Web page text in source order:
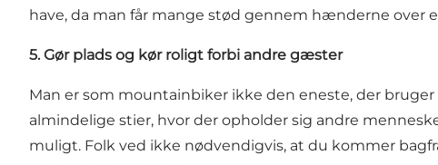
have, da man får mange stød gennem hænderne over
5. Gør plads og kør roligt forbi andre gæster
Man er som mountainbiker ikke den eneste, der
almindelige stier, hvor der opholder sig andre
muligt. Folk ved ikke nødvendigvis, at du kommer